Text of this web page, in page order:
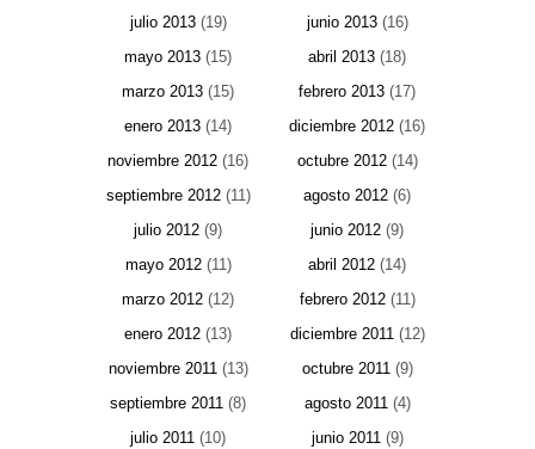
julio 2013(19) junio 2013(16)
mayo 2013 (15) abril 2013 (18)
marzo 2013 (15) febrero 2013 (17)
enero 2013 (14) diciembre 2012 (16)
noviembre 2012 (16) octubre 2012(14)
septiembre 2012(11) agosto 2012 (6)
julio 2012 (9) junio 2012 (9)
mayo 2012(11) abril 2012 (14)
marzo 2012 (12) febrero 2012(11)
enero 2012 (13) diciembre 2011(12)
noviembre 2011(13) octubre 2011(9)
septiembre 2011 (8) agosto 2011(4)
julio 2011 (10) junio 2011(9)